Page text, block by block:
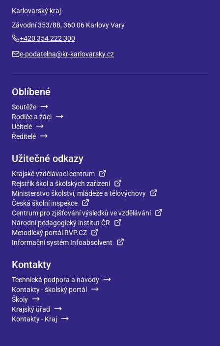
Karlovarský kraj
Závodní 353/88, 360 06 Karlovy Vary
+420 354 222 300
e-podatelna@kr-karlovarsky.cz
Oblíbené
Soutěže
Rodiče a žáci
Učitelé
Ředitelé
Užitečné odkazy
Krajské vzdělávací centrum
Rejstřík škol a školských zařízení
Ministerstvo školství, mládeže a tělovýchovy
Česká školní inspekce
Centrum pro zjišťování výsledků ve vzdělávání
Národní pedagogický institut ČR
Metodický portál RVP.CZ
Informační systém Infoabsolvent
Kontakty
Technická podpora a návody
Kontakty - školský portál
Školy
Krajský úřad
Kontakty - Kraj